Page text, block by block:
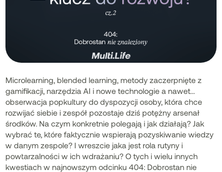
Microlearning, blended learning, metody zaczerpnięte z
gamifikacji, narzędzia AI i nowe technologie a nawet…
obserwacja popkultury do dyspozycji osoby, która chce
rozwijać siebie i zespół pozostaje dziś potężny arsenał
środków. Na czym konkretnie polegają i jak działają? Jak
wybrać te, które faktycznie wspierają pozyskiwanie wiedzy
w danym zespole? I wreszcie jaka jest rola rutyny i
powtarzalności w ich wdrażaniu? O tych i wielu innych
kwestiach w najnowszym odcinku 404: Dobrostan nie